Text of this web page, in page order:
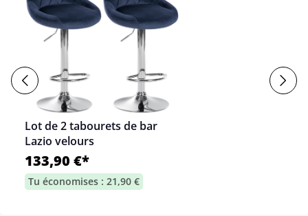
Lot de 2 tabourets de bar
Lazio velours
133,90 €*
Tu économises : 21,90 €